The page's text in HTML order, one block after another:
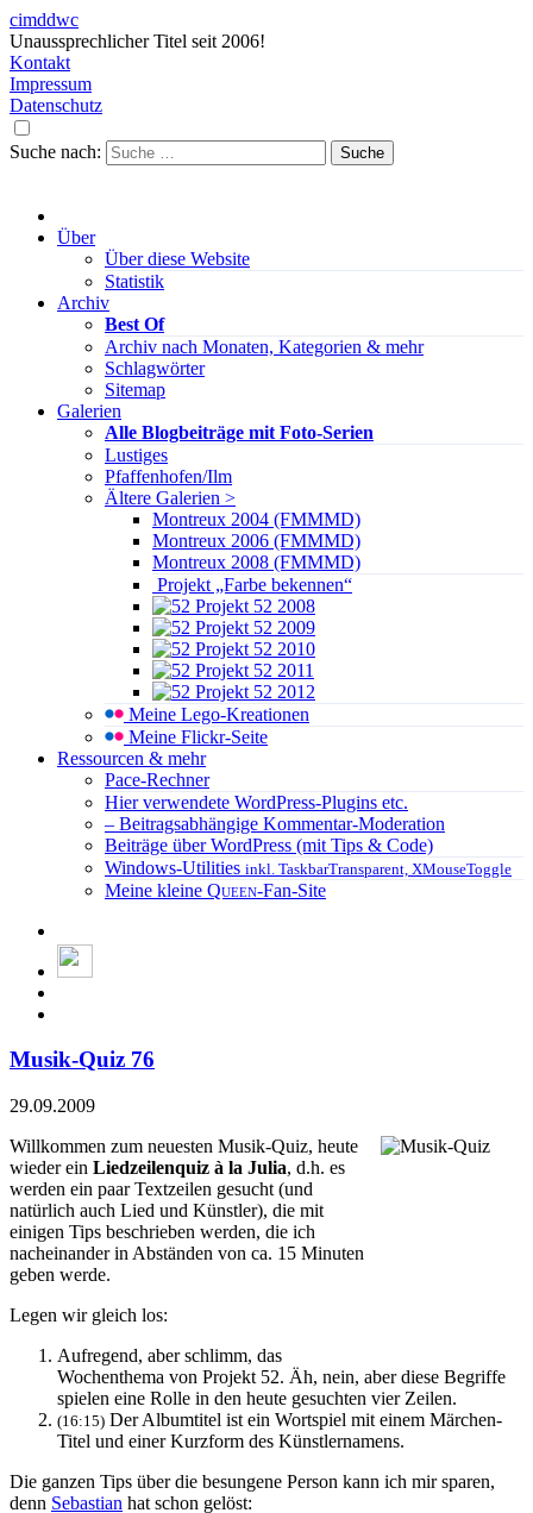
cimddwc
Unaussprechlicher Titel seit 2006!
Kontakt
Impressum
Datenschutz
Suche nach:
Über
Über diese Website
Statistik
Archiv
Best Of
Archiv nach Monaten, Kategorien & mehr
Schlagwörter
Sitemap
Galerien
Alle Blogbeiträge mit Foto-Serien
Lustiges
Pfaffenhofen/Ilm
Ältere Galerien >
Montreux 2004 (FMMMD)
Montreux 2006 (FMMMD)
Montreux 2008 (FMMMD)
Projekt „Farbe bekennen“
Projekt 52 2008
Projekt 52 2009
Projekt 52 2010
Projekt 52 2011
Projekt 52 2012
Meine Lego-Kreationen
Meine Flickr-Seite
Ressourcen & mehr
Pace-Rechner
Hier verwendete WordPress-Plugins etc.
– Beitragsabhängige Kommentar-Moderation
Beiträge über WordPress (mit Tips & Code)
Windows-Utilities inkl. TaskbarTransparent, XMouseToggle
Meine kleine Queen-Fan-Site
Musik-Quiz 76
29.09.2009
Willkommen zum neuesten Musik-Quiz, heute
wieder ein Liedzeilenquiz à la Julia, d.h. es
werden ein paar Textzeilen gesucht (und
natürlich auch Lied und Künstler), die mit
einigen Tips beschrieben werden, die ich
nacheinander in Abständen von ca. 15 Minuten
geben werde.
Legen wir gleich los:
Aufregend, aber schlimm, das
Wochenthema von Projekt 52. Äh, nein, aber diese Begriffe
spielen eine Rolle in den heute gesuchten vier Zeilen.
(16:15) Der Albumtitel ist ein Wortspiel mit einem Märchen-
Titel und einer Kurzform des Künstlernamens.
Die ganzen Tips über die besungene Person kann ich mir sparen,
denn Sebastian hat schon gelöst: